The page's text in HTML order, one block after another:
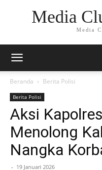
Media
Media
Beranda Berita Polisi
Berita Polisi
Aksi
Menolong
Nangka
- 19 Januari 2026